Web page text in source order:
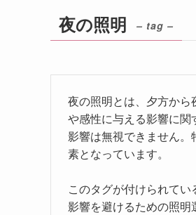
夜の照明 – tag –
夜の照明とは、夕方か
や感性に与える影響に
影響は無視できません
素となっています。
このタグが付けられて
影響を避けるための照